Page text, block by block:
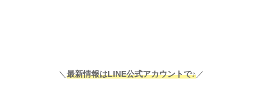
＼ 最新情報はLINE公式アカウントで♪／